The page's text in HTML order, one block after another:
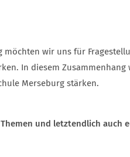
wir uns für
In diesem
Merseburg stärken.
und letztendlich auch